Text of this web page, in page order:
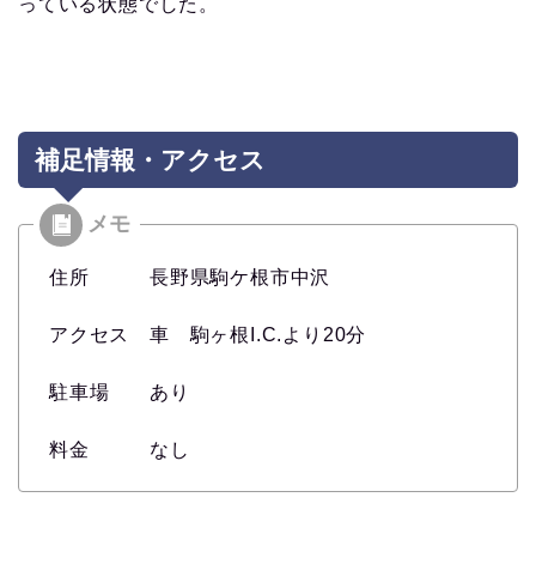
補足情報・アクセス
住所 長野県駒ケ根市中沢
アクセス 車 駒ヶ根I.C.より20分
駐車場 あり
料金 なし